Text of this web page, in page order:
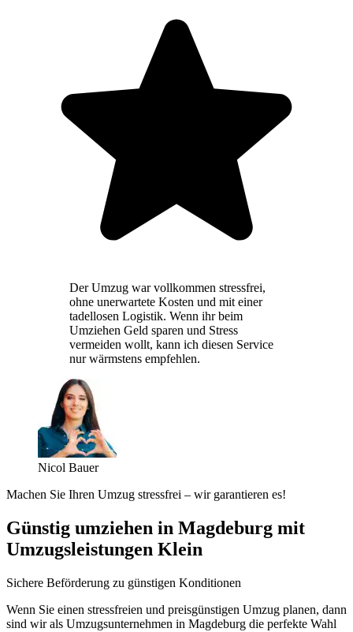
Der Umzug war vollkommen stressfrei,
ohne unerwartete Kosten und mit einer
tadellosen Logistik. Wenn ihr beim
Umziehen Geld sparen und Stress
vermeiden wollt, kann ich diesen Service
nur wärmstens empfehlen.
Nicol Bauer
Machen Sie Ihren Umzug stressfrei – wir garantieren es!
Günstig umziehen in Magdeburg mit
Umzugsleistungen Klein
Sichere Beförderung zu günstigen Konditionen
Wenn Sie einen stressfreien und preisgünstigen Umzug planen, dann
sind wir als Umzugsunternehmen in Magdeburg die perfekte Wahl